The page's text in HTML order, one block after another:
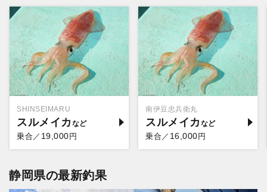
SHINSEIMARU
スルメイカ
乗合／ 19,000円
南伊豆忠兵衛丸
スルメイカ
乗合／ 16,000円
静岡県の最新釣果